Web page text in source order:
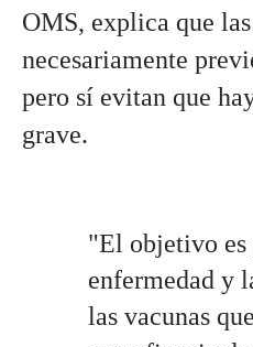
OMS, explica que
necesariamente
pero sí evitan que
grave.
"El objetivo es
enfermedad y
las vacunas